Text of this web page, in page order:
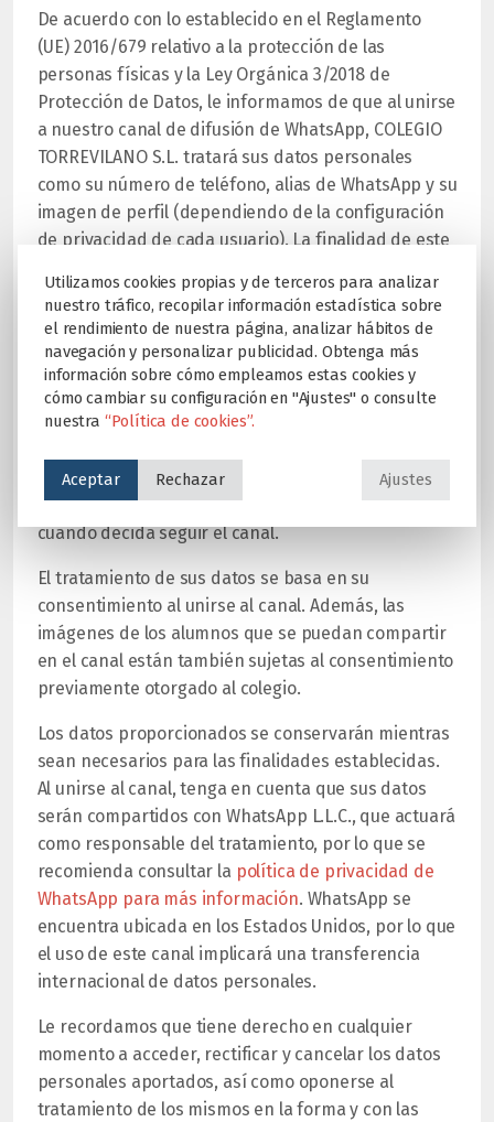
De acuerdo con lo establecido en el Reglamento
(UE) 2016/679 relativo a la protección de las
personas físicas y la Ley Orgánica 3/2018 de
Protección de Datos, le informamos de que al unirse
a nuestro canal de difusión de WhatsApp, COLEGIO
TORREVILANO S.L. tratará sus datos personales
como su número de teléfono, alias de WhatsApp y su
imagen de perfil (dependiendo de la configuración
de privacidad de cada usuario). La finalidad de este
informados sobre eventos, actividades, avisos y
cualquier otra comunicación relevante relacionada
con el colegio.
El canal de difusión de WhatsApp es público, pero
está configurado para proteger la privacidad de los
canal. Sin embargo, el responsable del tratamiento
puede llegar a tener acceso a sus datos, siempre y
cuando decida seguir el canal.
El tratamiento de sus datos se basa en su
consentimiento al unirse al canal. Además, las
imágenes de los alumnos que se puedan compartir
en el canal están también sujetas al consentimiento
previamente otorgado al colegio.
Los datos proporcionados se conservarán mientras
sean necesarios para las finalidades establecidas.
Al unirse al canal, tenga en cuenta que sus datos
serán compartidos con WhatsApp L.L.C., que actuará
como responsable del tratamiento, por lo que se
recomienda consultar la política de privacidad de
WhatsApp para más información. WhatsApp se
encuentra ubicada en los Estados Unidos, por lo que
el uso de este canal implicará una transferencia
internacional de datos personales.
Le recordamos que tiene derecho en cualquier
momento a acceder, rectificar y cancelar los datos
personales aportados, así como oponerse al
tratamiento de los mismos en la forma y con las
Utilizamos cookies propias y de terceros para analizar
nuestro tráfico, recopilar información estadística sobre
el rendimiento de nuestra página, analizar hábitos de
navegación y personalizar publicidad. Obtenga más
información sobre cómo empleamos estas cookies y
cómo cambiar su configuración en "Ajustes" o consulte
nuestra “Política de cookies”.
Aceptar Rechazar Ajustes